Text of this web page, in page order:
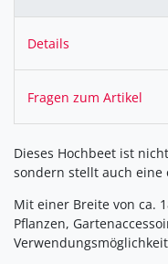
Details
Fragen zum Artikel
Dieses Hochbeet ist
sondern stellt auch eine
Mit einer Breite von ca.
Pflanzen,